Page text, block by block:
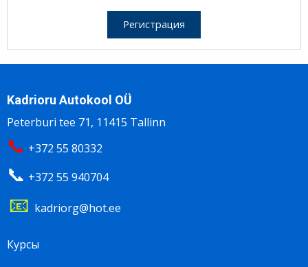
Регистрация
Kadrioru Autokool OÜ
Peterburi tee 71, 11415 Tallinn
📞 +372 55 80332
📞 +372 55 940704
📧 kadriorg@hot.ee
Footer
Курсы